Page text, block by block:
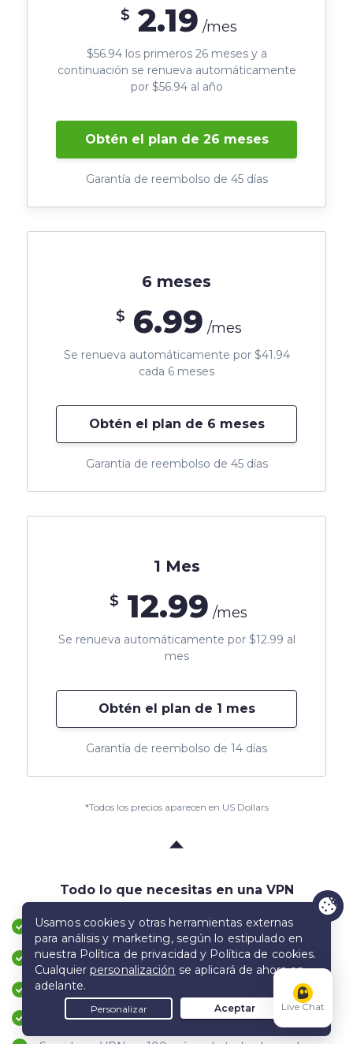
1 Mes
$ 12.99 /mes
Se renueva automáticamente por $12.99 al
mes
Obtén el plan de 1 mes
Garantía de reembolso de 14 días
$ 2.19 /mes
$56.94 los primeros 26 meses y a
continuación se renueva automáticamente
por $56.94 al año
Obtén el plan de 26 meses
Garantía de reembolso de 45 días
6 meses
$ 6.99 /mes
Se renueva automáticamente por $41.94
cada 6 meses
Obtén el plan de 6 meses
Garantía de reembolso de 45 días
*Todos los precios aparecen en US Dollars
Todo lo que necesitas en una VPN
Protege hasta 7 dispositivos a la vez
Aplicaciones para Windows, macOS, Android, iOS y
más
Servicio de atención al cliente en directo 24/7
Garantía de reembolso de 45 días
Live Chat